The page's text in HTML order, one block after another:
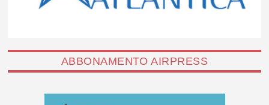
ABBONAMENTO AIRPRESS